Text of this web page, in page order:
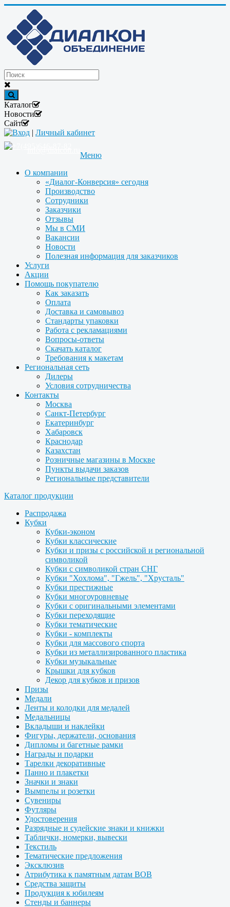
Каталог
Новости
Сайт
Вход | Личный кабинет
Меню
О компании
«Диалог-Конверсия» сегодня
Производство
Сотрудники
Заказчики
Отзывы
Мы в СМИ
Вакансии
Новости
Полезная информация для заказчиков
Услуги
Акции
Помощь покупателю
Как заказать
Оплата
Доставка и самовывоз
Стандарты упаковки
Работа с рекламациями
Вопросы-ответы
Скачать каталог
Требования к макетам
Региональная сеть
Дилеры
Условия сотрудничества
Контакты
Москва
Санкт-Петербург
Екатеринбург
Хабаровск
Краснодар
Казахстан
Розничные магазины в Москве
Пункты выдачи заказов
Региональные представители
Каталог продукции
Распродажа
Кубки
Кубки-эконом
Кубки классические
Кубки и призы с российской и региональной
символикой
Кубки с символикой стран СНГ
Кубки "Хохлома", "Гжель", "Хрусталь"
Кубки престижные
Кубки многоуровневые
Кубки с оригинальными элементами
Кубки переходящие
Кубки тематические
Кубки - комплекты
Кубки для массового спорта
Кубки из металлизированного пластика
Кубки музыкальные
Крышки для кубков
Декор для кубков и призов
Призы
Медали
Ленты и колодки для медалей
Медальницы
Вкладыши и наклейки
Фигуры, держатели, основания
Дипломы и багетные рамки
Награды и подарки
Тарелки декоративные
Панно и плакетки
Значки и знаки
Вымпелы и розетки
Сувениры
Футляры
Удостоверения
Разрядные и судейские знаки и книжки
Таблички, номерки, вывески
Текстиль
Тематические предложения
Эксклюзив
Атрибутика к памятным датам ВОВ
Средства защиты
Продукция к юбилеям
Стенды и баннеры